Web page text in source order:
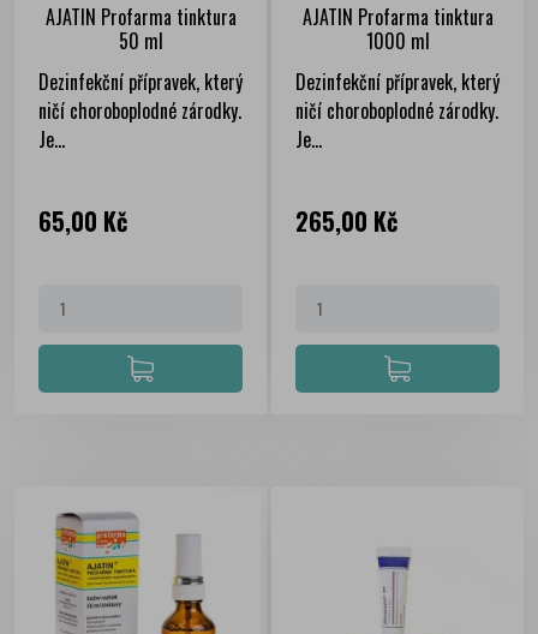
AJATIN Profarma tinktura
50 ml
Dezinfekční přípravek, který
ničí choroboplodné zárodky.
Je...
Cena
65,00 Kč
AJATIN Profarma tinktura
1000 ml
Dezinfekční přípravek, který
ničí choroboplodné zárodky.
Je...
Cena
265,00 Kč